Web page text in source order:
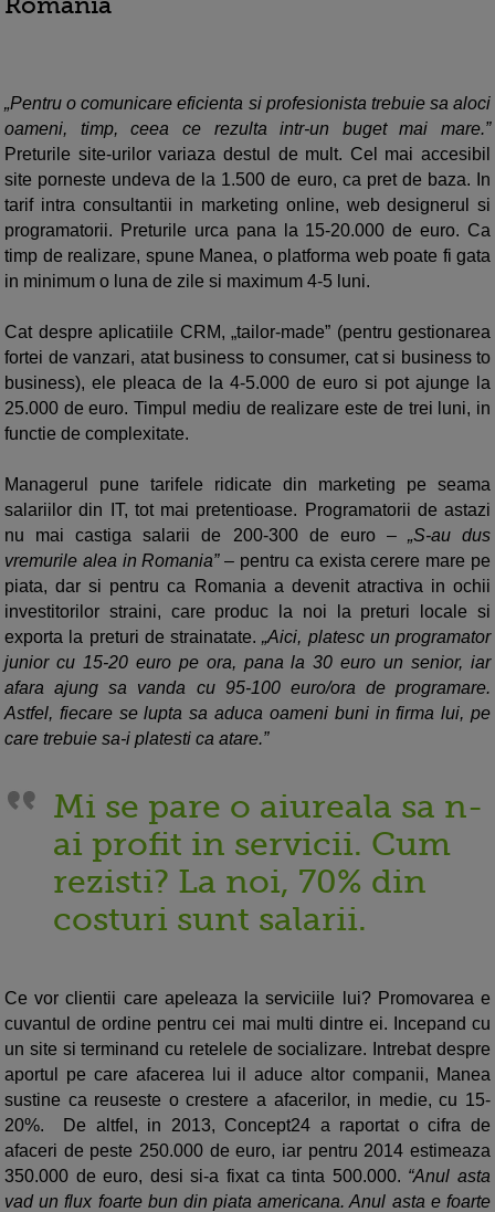
„Pentru o comunicare eficienta si profesionista trebuie sa aloci
oameni, timp, ceea ce rezulta intr-un buget mai mare.”
Preturile site-urilor variaza destul de mult. Cel mai accesibil
site porneste undeva de la 1.500 de euro, ca pret de baza. In
tarif intra consultantii in marketing online, web designerul si
programatorii. Preturile urca pana la 15-20.000 de euro. Ca
timp de realizare, spune Manea, o platforma web poate fi gata
in minimum o luna de zile si maximum 4-5 luni.
Cat despre aplicatiile CRM, „tailor-made” (pentru gestionarea
fortei de vanzari, atat business to consumer, cat si business to
business), ele pleaca de la 4-5.000 de euro si pot ajunge la
25.000 de euro. Timpul mediu de realizare este de trei luni, in
functie de complexitate.
Managerul pune tarifele ridicate din marketing pe seama
salariilor din IT, tot mai pretentioase. Programatorii de astazi
nu mai castiga salarii de 200-300 de euro – „S-au dus
vremurile alea in Romania”– pentru ca exista cerere mare pe
piata, dar si pentru ca Romania a devenit atractiva in ochii
investitorilor straini, care produc la noi la preturi locale si
exporta la preturi de strainatate. „Aici, platesc un programator
junior cu 15-20 euro pe ora, pana la 30 euro un senior, iar
afara ajung sa vanda cu 95-100 euro/ora de programare.
Astfel, fiecare se lupta sa aduca oameni buni in firma lui, pe
care trebuie sa-i platesti ca atare.”
Mi se pare o aiureala sa n-
ai profit in servicii. Cum
rezisti? La noi, 70% din
costuri sunt salarii.
Ce vor clientii care apeleaza la serviciile lui? Promovarea e
cuvantul de ordine pentru cei mai multi dintre ei. Incepand cu
un site si terminand cu retelele de socializare. Intrebat despre
aportul pe care afacerea lui il aduce altor companii, Manea
sustine ca reuseste o crestere a afacerilor, in medie, cu 15-
20%. De altfel, in 2013, Concept24 a raportat o cifra de
afaceri de peste 250.000 de euro, iar pentru 2014 estimeaza
350.000 de euro, desi si-a fixat ca tinta 500.000. “Anul asta
vad un flux foarte bun din piata americana. Anul asta e foarte